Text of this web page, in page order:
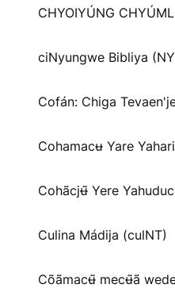
CHYOIYÚNG
ciNyungwe Bibliya
Cofán: Chiga
Cohamacʉ Yare
Cohãcjʉ̃ Yere
Culina Mádija (culNT)
Cõãmacʉ̃ mecʉ̃ã